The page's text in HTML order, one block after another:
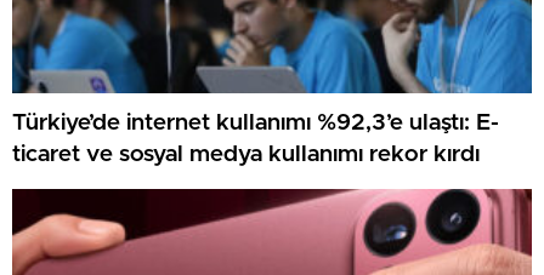
Türkiye’de internet kullanımı %92,3’e ulaştı: E-
ticaret ve sosyal medya kullanımı rekor kırdı